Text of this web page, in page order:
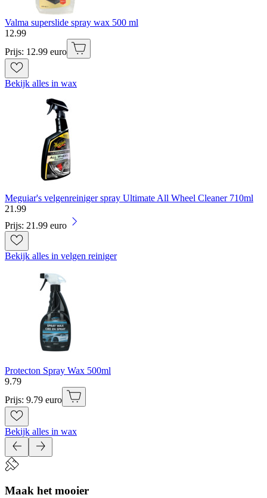
Valma superslide spray wax 500 ml
12.99
Prijs: 12.99 euro
Bekijk alles in wax
Meguiar's velgenreiniger spray Ultimate All Wheel Cleaner 710ml
21 .99
Prijs: 21.99 euro
Bekijk alles in velgen reiniger
Protecton Spray Wax 500ml
9.79
Prijs: 9.79 euro
Bekijk alles in wax
Maak het mooier